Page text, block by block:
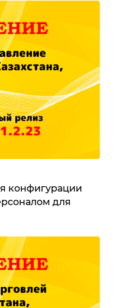
конфигурации
для